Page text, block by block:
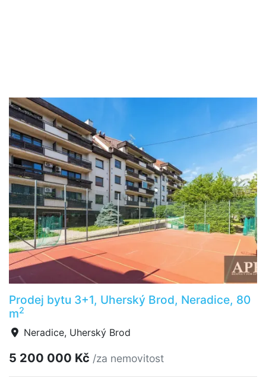
Prodej bytu 3+1, Uherský Brod, Neradice, 80
m2
Neradice, Uherský Brod
5 200 000 Kč /za nemovitost